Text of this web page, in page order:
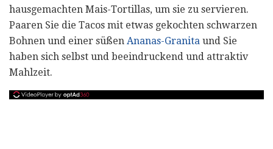
hausgemachten Mais-Tortillas, um sie zu servieren.
Paaren Sie die Tacos mit etwas gekochten schwarzen
Bohnen und einer süßen Ananas-Granita und Sie
haben sich selbst und beeindruckend und attraktiv
Mahlzeit.